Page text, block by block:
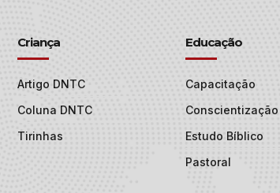
Criança
Artigo DNTC
Coluna DNTC
Tirinhas
Educação
Capacitação
Conscientização
Estudo Bíblico
Pastoral